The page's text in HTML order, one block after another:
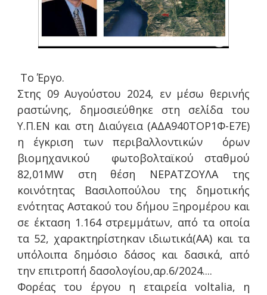
Το Έργο.
Στης 09 Αυγούστου 2024, εν μέσω θερινής
ραστώνης, δημοσιεύθηκε στη σελίδα του
Υ.Π.ΕΝ και στη Διαύγεια (ΑΔΑ940ΤΟΡ1Φ-Ε7Ε)
η έγκριση των περιβαλλοντικών όρων
βιομηχανικού φωτοβολταϊκού σταθμού
82,01MW στη θέση ΝΕΡΑΤΖΟΥΛΑ της
κοινότητας Βασιλοπούλου της δημοτικής
ενότητας Αστακού του δήμου Ξηρομέρου και
σε έκταση 1.164 στρεμμάτων, από τα οποία
τα 52, χαρακτηρίστηκαν ιδιωτικά(ΑΑ) και τα
υπόλοιπα δημόσιο δάσος και δασικά, από
την επιτροπή δασολογίου,αρ.6/2024....
Φορέας του έργου η εταιρεία voltalia, η